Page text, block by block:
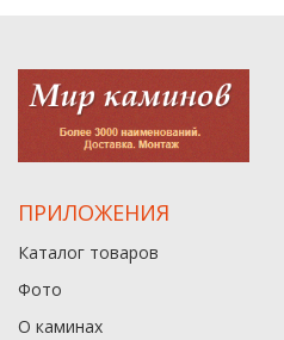
ПРИЛОЖЕНИЯ
Каталог товаров
Фото
О каминах